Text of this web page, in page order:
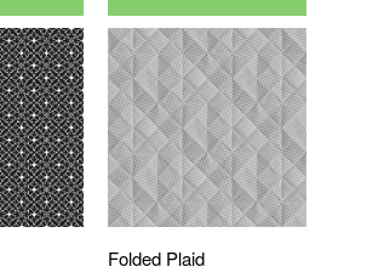
Folded Plaid